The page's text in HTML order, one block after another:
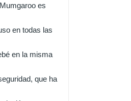
es
en todas las
en la misma
que ha